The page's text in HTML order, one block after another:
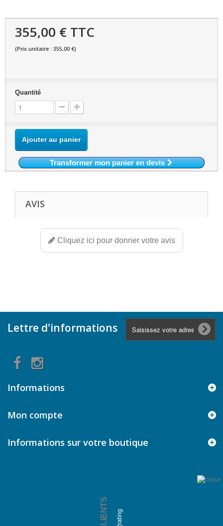
355,00 € TTC
(Prix unitaire : 355,00 €)
Quantité
Ajouter au panier
Transformer mon panier en devis
AVIS
Cliquez ici pour donner votre avis
Lettre d'informations
Informations
Mon compte
Informations sur votre boutique